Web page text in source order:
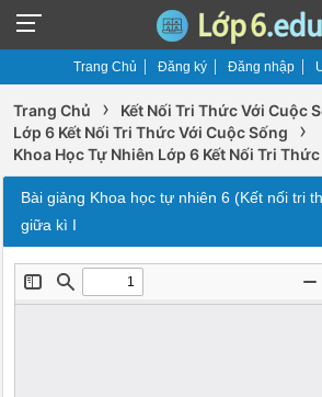
Trang Chủ Đăng ký Đăng nhập
Trang Chủ › Kết Nối Tri Thức Với Cuộc
Lớp 6 Kết Nối Tri Thức Với Cuộc Sống ›
Khoa Học Tự Nhiên Lớp 6 Kết Nối Tri
Bài giảng Khoa học tự nhiên 6 (Kết nối tri
giữa kì I